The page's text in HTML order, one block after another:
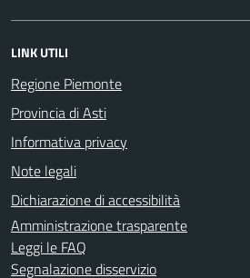
LINK UTILI
Regione Piemonte
Provincia di Asti
Informativa privacy
Note legali
Dichiarazione di accessibilità
Amministrazione trasparente
Leggi le FAQ
Segnalazione disservizio